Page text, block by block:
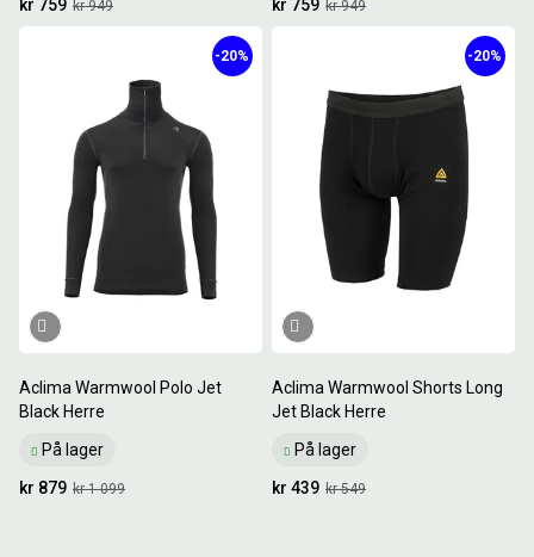
kr 949
kr 759 kr 949
kr 759
Aclima Warmwool Polo Jet
Black Herre
På lager
-20%
kr 1 099
kr 879
Aclima Warmwool Shorts Long
Jet Black Herre
På lager
-20%
kr 549
kr 439